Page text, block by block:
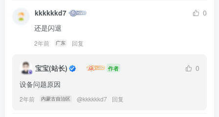
kkkkkkd7
0
还是闪退
2年前 广东 回复
宝宝(站长) 作者
0
设备问题原因
2年前 内蒙古自治区 @kkkkkkd7 回复